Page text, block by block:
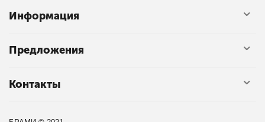
Информация
Предложения
Контакты